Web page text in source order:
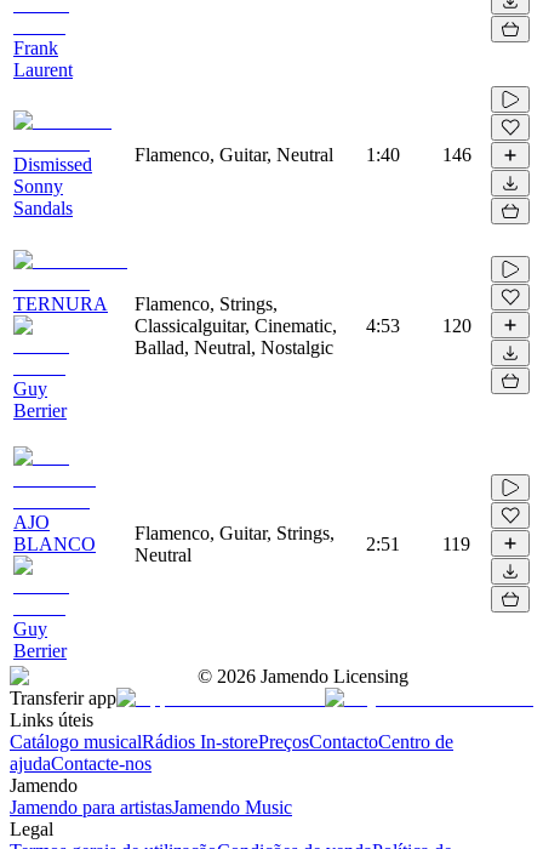
Frank
Laurent
Dismissed
Sonny
Sandals
Flamenco, Guitar, Neutral 1:40 146
TERNURA
Guy
Berrier
Flamenco, Strings,
Classicalguitar, Cinematic,
Ballad, Neutral, Nostalgic
4:53 120
AJO
BLANCO
Guy
Berrier
Flamenco, Guitar, Strings,
Neutral
2:51 119
© 2026 Jamendo Licensing
Transferir app
Links úteis
Catálogo musicalRádios In-storePreçosContactoCentro de
ajudaContacte-nos
Jamendo
Jamendo para artistasJamendo Music
Legal